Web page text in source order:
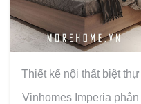
Thiết kế nội thất biệt thự
Vinhomes Imperia phân